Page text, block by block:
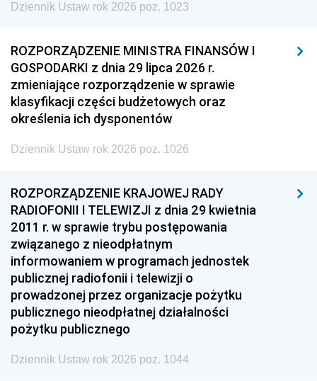
Dziennik Ustaw rok 2026 poz. 1023
ROZPORZĄDZENIE MINISTRA FINANSÓW I
GOSPODARKI z dnia 29 lipca 2026 r.
zmieniające rozporządzenie w sprawie
klasyfikacji części budżetowych oraz
określenia ich dysponentów
Dziennik Ustaw rok 2026 poz. 1026
ROZPORZĄDZENIE KRAJOWEJ RADY
RADIOFONII I TELEWIZJI z dnia 29 kwietnia
2011 r. w sprawie trybu postępowania
związanego z nieodpłatnym
informowaniem w programach jednostek
publicznej radiofonii i telewizji o
prowadzonej przez organizacje pożytku
publicznego nieodpłatnej działalności
pożytku publicznego
Dziennik Ustaw rok 2026 poz. 1044